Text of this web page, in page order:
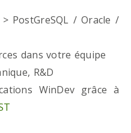
/ Oracle /
dans votre équipe
R&D
WinDev grâce à